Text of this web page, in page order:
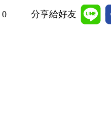
0 分享給好友